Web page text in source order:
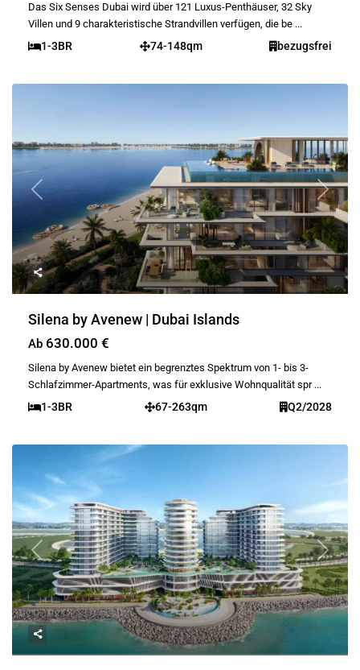
Das Six Senses Dubai wird über 121 Luxus-Penthäuser, 32 Sky
Villen und 9 charakteristische Strandvillen verfügen, die be ...
1-3BR 74-148qm bezugsfrei
Previous Next
Silena by Avenew | Dubai Islands
Ab 630.000 €
Silena by Avenew bietet ein begrenztes Spektrum von 1- bis 3-
Schlafzimmer-Apartments, was für exklusive Wohnqualität spr ...
1-3BR 67-263qm Q2/2028
Previous Next